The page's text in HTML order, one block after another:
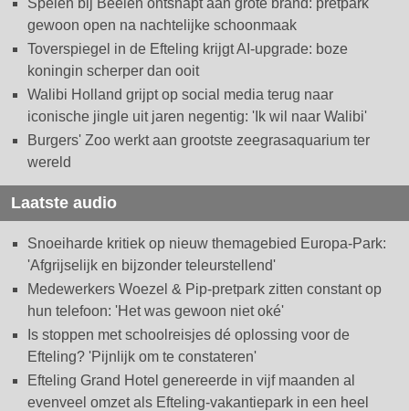
gewoon open na nachtelijke schoonmaak
Toverspiegel in de Efteling krijgt AI-upgrade: boze
koningin scherper dan ooit
Walibi Holland grijpt op social media terug naar
iconische jingle uit jaren negentig: 'Ik wil naar Walibi'
Burgers' Zoo werkt aan grootste zeegrasaquarium ter
wereld
Laatste audio
Snoeiharde kritiek op nieuw themagebied Europa-Park:
'Afgrijselijk en bijzonder teleurstellend'
Medewerkers Woezel & Pip-pretpark zitten constant op
hun telefoon: 'Het was gewoon niet oké'
Is stoppen met schoolreisjes dé oplossing voor de
Efteling? 'Pijnlijk om te constateren'
Efteling Grand Hotel genereerde in vijf maanden al
evenveel omzet als Efteling-vakantiepark in een heel